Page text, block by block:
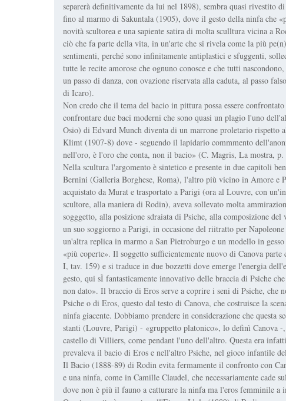
separerà definitivamente da lui nel 1898), sembra quasi rivestito
fino al marmo di Sakuntala (1905), dove il gesto della ninfa che
novità scultorea e una sapiente satira di molta sculltura vicina a
ciò che fa parte della vita, in un'arte che si rivela come la più
sentimenti, perché sono infinitamente antiplastici e sfuggenti,
tutte le recite amorose che ognuno conosce e che tutti
un passo di danza, con ovazione riservata alla caduta, al passo
di Icaro).
Non credo che il tema del bacio in pittura possa essere
confrontare due baci moderni che sono quasi un plagio l'uno
Osio) di Edvard Munch diventa di un marrone proletario rispetto
Klimt (1907-8) dove - seguendo il lapidario commmento
nell'oro, è l'oro che conta, non il bacio» (C. Magris, La mostra, p.
Nella scultura l'argomento è sintetico e presente in due capitoli
Bernini (Galleria Borghese, Roma), l'altro più vicino in Amore e
acquistato da Murat e trasportato a Parigi (ora al Louvre, con
scultore, alla maniera di Rodin), aveva sollevato molta
sogggetto, alla posizione sdraiata di Psiche, alla composizione
un suo soggiorno a Parigi, in occasione del riitratto per
un'altra replica in marmo a San Pietroburgo e un modello in
«più coperte». Il soggetto sufficientemente nuovo di Canova
I, tav. 159) e si traduce in due bozzetti dove emerge l'energia
gesto, qui sÌ fantasticamente innovativo delle braccia di Psiche
non dato». Il braccio di Eros serve a coprire i seni di Psiche, che
Psiche o di Eros, questo dal testo di Canova, che costruisce la
ninfa giacente. Dobbiamo prendere in considerazione che questa
stanti (Louvre, Parigi) - «gruppetto platonico», lo definì Canova
castello di Villiers, come pendant l'uno dell'altro. Questa era
prevaleva il bacio di Eros e nell'altro Psiche, nel gioco infantile
Il Bacio (1888-89) di Rodin evita fermamente il confronto con
e una ninfa, come in Camille Claudel, che necessariamente cade
dove non è più il fauno a catturare la ninfa ma l'eros femminile a